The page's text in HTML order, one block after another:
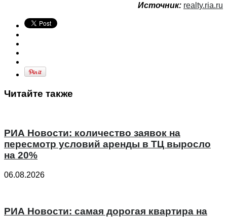
Источник: realty.ria.ru
Читайте также
РИА Новости: количество заявок на
пересмотр условий аренды в ТЦ выросло
на 20%
06.08.2026
РИА Новости: самая дорогая квартира на